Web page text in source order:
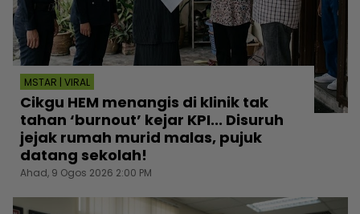
MSTAR | VIRAL
Cikgu HEM menangis di klinik tak
tahan ‘burnout’ kejar KPI... Disuruh
jejak rumah murid malas, pujuk
datang sekolah!
Ahad, 9 Ogos 2026 2:00 PM